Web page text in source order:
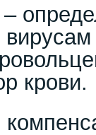
крови.